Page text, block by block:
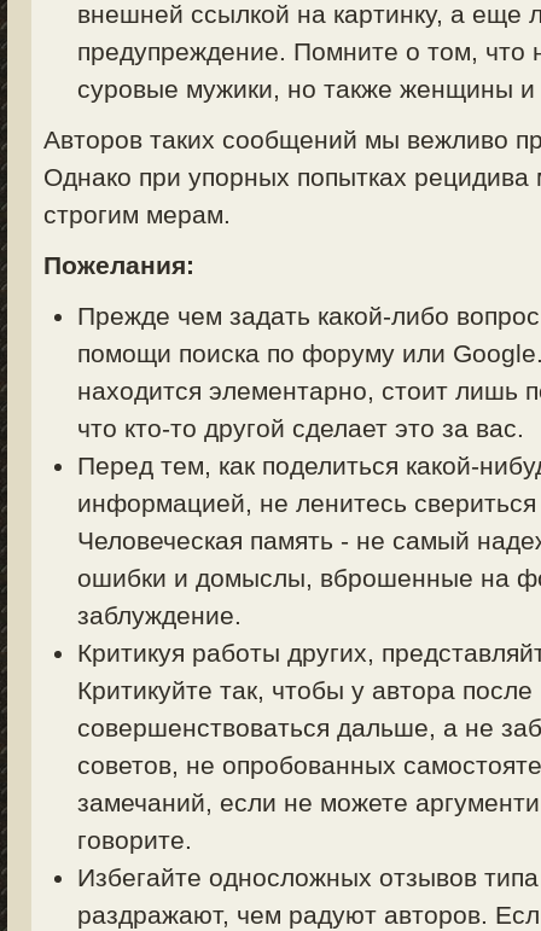
внешней ссылкой на картинку, а еще
предупреждение. Помните о том, что
суровые мужики, но также женщины и
Авторов таких сообщений мы вежливо
Однако при упорных попытках
строгим мерам.
Пожелания:
Прежде чем задать какой-либо
помощи поиска по форуму или
находится элементарно, стоит лишь
что кто-то другой сделает это за вас.
Перед тем, как поделиться какой-
информацией, не ленитесь
Человеческая память - не самый
ошибки и домыслы, вброшенные на
заблуждение.
Критикуя работы других,
Критикуйте так, чтобы у автора
совершенствоваться дальше, а не
советов, не опробованных
замечаний, если не можете
говорите.
Избегайте односложных отзывов
раздражают, чем радуют авторов.